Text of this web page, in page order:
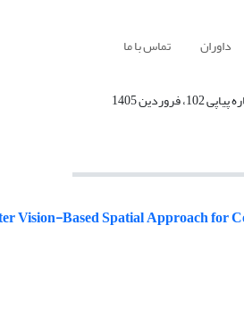
داوران تماس با ما
Vision-Based Spatial Approach for